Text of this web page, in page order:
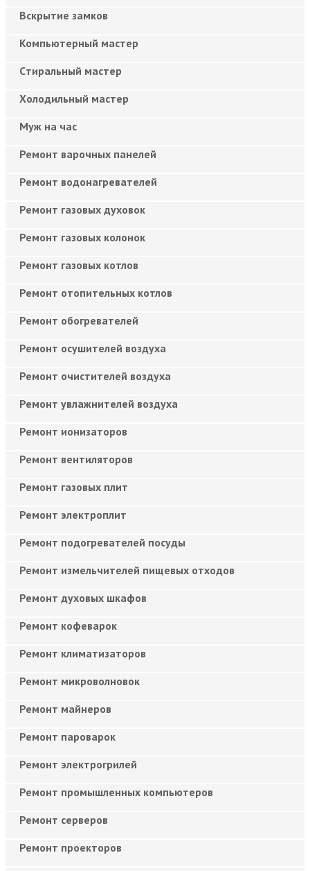
Вскрытие замков
Компьютерный мастер
Cтиральный мастер
Холодильный мастер
Муж на час
Ремонт варочных панелей
Ремонт водонагревателей
Ремонт газовых духовок
Ремонт газовых колонок
Ремонт газовых котлов
Ремонт отопительных котлов
Ремонт обогревателей
Ремонт осушителей воздуха
Ремонт очистителей воздуха
Ремонт увлажнителей воздуха
Ремонт ионизаторов
Ремонт вентиляторов
Ремонт газовых плит
Ремонт электроплит
Ремонт подогревателей посуды
Ремонт измельчителей пищевых отходов
Ремонт духовых шкафов
Ремонт кофеварок
Ремонт климатизаторов
Ремонт микроволновок
Ремонт майнеров
Ремонт пароварок
Ремонт электрогрилей
Ремонт промышленных компьютеров
Ремонт серверов
Ремонт проекторов